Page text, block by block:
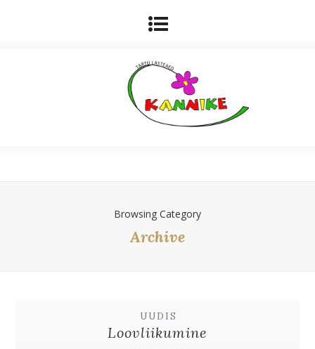
Browsing Category
Archive
UUDIS
Loovliikumine